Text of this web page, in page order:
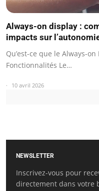
Always-on display :
impacts sur
Qu’est-ce que le Always-
Fonctionnalités Le…
10 avril 2026
NEWSLETTER
Inscrivez-vous pour
directement dans votre